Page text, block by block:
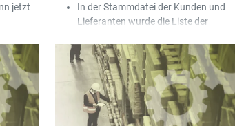
jetzt
wurde
neues
In der Stammdatei der Kunden und
Lieferanten wurde die Liste der
noch gültige Code auswählbar sind.
Der Peppolversand unterstützt jetzt
auch Rechnungen mit Skonto nach
belgischem System.
In der Erfassungsmaske der Kunden-
und Lieferantendokumente wurde